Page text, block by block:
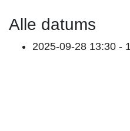
Alle datums
2025-09-28 13:30 -